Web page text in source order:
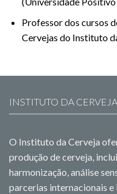
Professor dos cursos
Cervejas do Instituto
INSTITUTO DA
O Instituto da Cerveja
produção de cerveja,
harmonização, análise
parcerias internacionais